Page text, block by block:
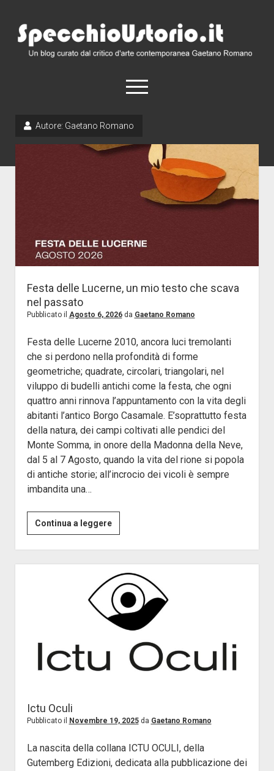
SpecchioUstorio.it
apri
menu
Chi Siamo
Comunicati Stampa
Eventi
Autore: Gaetano Romano
Festa delle Lucerne, un mio testo che scava
nel passato
Pubblicato il Agosto 6, 2026da Gaetano Romano
Festa delle Lucerne 2010, ancora luci tremolanti
che si perdono nella profondità di forme
geometriche; quadrate, circolari, triangolari, nel
viluppo di budelli antichi come la festa, che ogni
quattro anni rinnova l’appuntamento con la vita degli
abitanti l’antico Borgo Casamale. E’soprattutto festa
della natura, dei campi coltivati alle pendici del
Monte Somma, in onore della Madonna della Neve,
dal 5 al 7 Agosto, quando la vita del rione si popola
di antiche storie; all’incrocio dei vicoli è sempre
imbandita una…
Continua a leggereFesta
delle
Lucerne,
un
mio
testo
che
scava
passato
Ictu Oculi
Pubblicato il Novembre 19, 2025da Gaetano Romano
La nascita della collana ICTU OCULI, della
Gutemberg Edizioni, dedicata alla pubblicazione dei